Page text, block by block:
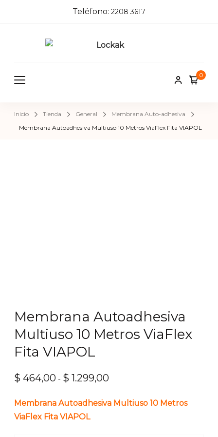
Teléfono: 2208 3617
k
insumos
pintores,
0
Inicio Tienda General
Membrana Auto-adhesiva
Membrana Autoadhesiva Multiuso 10 Metros ViaFlex Fita VIAPOL
Membrana Autoadhesiva
Multiuso 10 Metros ViaFlex
Fita VIAPOL
$ 464,00 - $ 1.299,00Rango
precios:
Membrana Autoadhesiva Multiuso 10 Metros
ViaFlex Fita VIAPOL